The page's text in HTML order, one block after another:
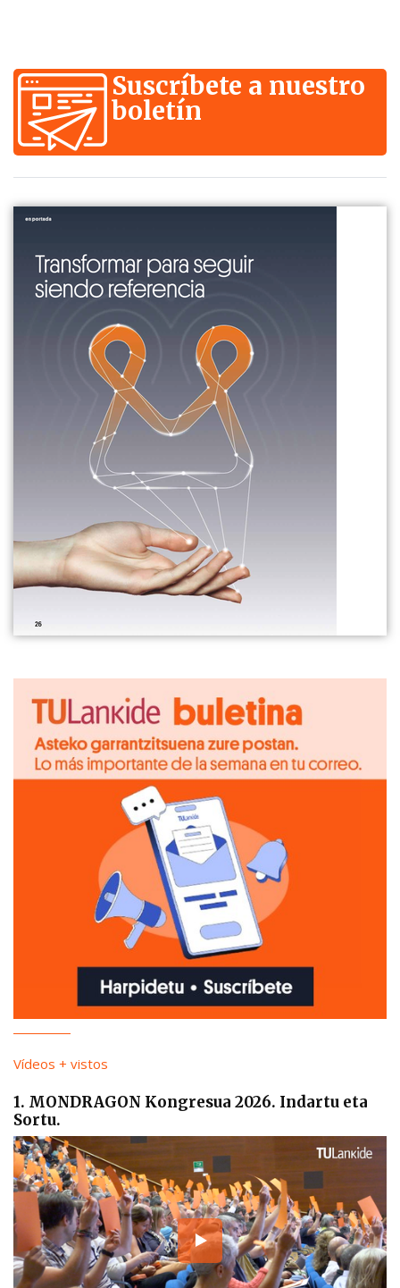
Suscríbete a nuestro
boletín
Vídeos + vistos
1. MONDRAGON Kongresua 2026. Indartu eta
Sortu.